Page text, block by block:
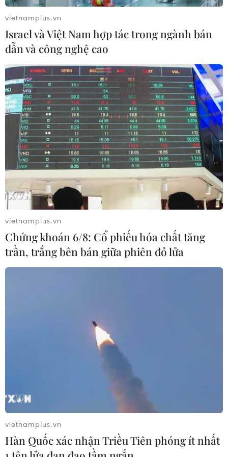
liềm, mặc các bộ quân phục gắnnhiều huân,
huy chương và hát vang những bài hát truyền
thống của các chiến sỹHồng quân năm xưa./.
Văn Long-Thanh Hải/Berlin (Vietnam+)
#Treptower #Chiến thắng phátxít
#Hồng quân Liên Xô
#Di tích
Đức Việt Nam
TIN CÙNG CHUYÊN MỤC
ASC 2026: Tiếp lửa đam mê khoa học
cho thế hệ trẻ Việt Nam
04/08/2026 14:08
vietnamplus.vn
Israel và Việt Nam hợp tác trong ngành bán
dẫn và công nghệ cao
vietnamplus.vn
Chứng khoán 6/8: Cổ phiếu hóa chất tăng
trần, trắng bên bán giữa phiên đỏ lửa
vietnamplus.vn
Hàn Quốc xác nhận Triều Tiên phóng ít nhất